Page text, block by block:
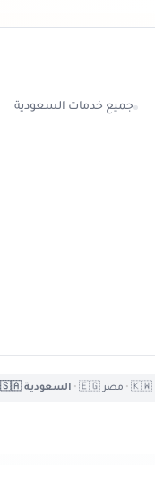
جميع خدمات السعودية
• مصر 🇪🇬 • السعودية 🇸🇦